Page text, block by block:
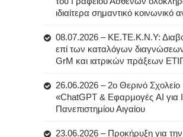
ιδιαίτερα σημαντικό κοινωνικό
08.07.2026 – ΚΕ.ΤΕ.Κ.Ν.Υ:
επί των καταλόγων
GrM και ιατρικών πράξεων
26.06.2026 – 2ο Θερινό Σχολείο
«ChatGPT & Εφαρμογές AI για
Πανεπιστημίου Αιγαίου
23.06.2026 – Προκήρυξη για την